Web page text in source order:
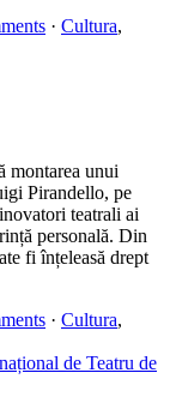
· Cultura,
montarea unui
Pirandello, pe
teatrali ai
personală. Din
fi înțeleasă drept
· Cultura,